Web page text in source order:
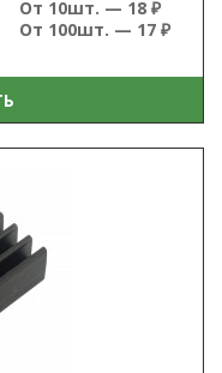
От 10шт. — 18 ₽
От 100шт. — 17 ₽